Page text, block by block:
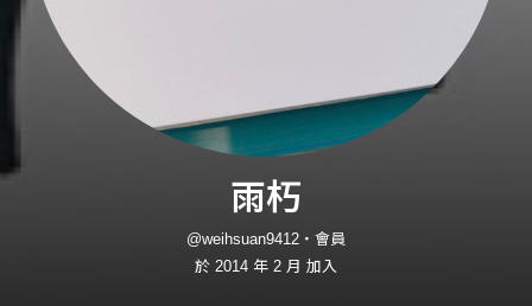
雨朽
@weihsuan9412・會員
於 2014 年 2 月 加入